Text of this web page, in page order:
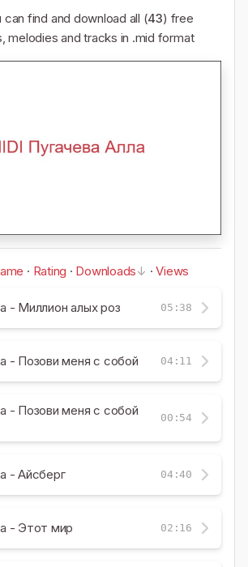
can find and download all (43) free
melodies and tracks in .mid format
· Rating · Downloads ·Views
- Миллион алых роз 05:38
- Позови меня с собой 04:11
- Позови меня с собой
00:54
- Айсберг 04:40
- Этот мир 02:16